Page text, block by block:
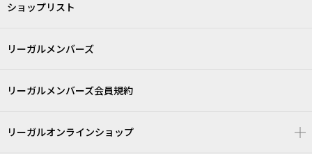
ショップリスト
リーガルメンバーズ
リーガルメンバーズ会員規約
リーガルオンラインショップ